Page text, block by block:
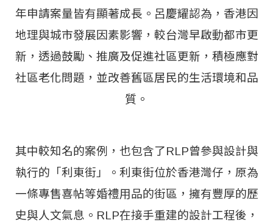
年申請案量皆有顯著成長。呂慶耀認為，香港因
地理與城市發展因素影響，較台灣早啟動都市更
新，透過鼓勵、推廣及促進社區更新，積極應對
社區老化問題，並改善舊區居民的生活環境和品
質。
其中較知名的案例，也包含了RLP曾參與設計與
執行的「利東街」。利東街位於香港灣仔，原為
一條專售喜帖等婚禮用品的街區，擁有豐厚的歷
史與人文氣息。RLP在接手重建的設計工程後，